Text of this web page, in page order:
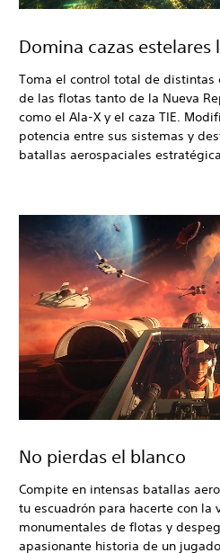
Domina cazas estelares
Toma el control total de distintas
de las flotas tanto de la Nueva
como el Ala-X y el caza TIE.
potencia entre sus sistemas y
batallas aerospaciales
No pierdas el blanco
Compite en intensas batallas
tu escuadrón para hacerte con la
monumentales de flotas y
apasionante historia de un